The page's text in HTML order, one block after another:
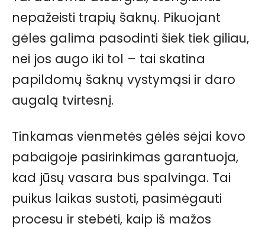
nepažeisti trapių šaknų. Pikuojant
gėles galima pasodinti šiek tiek giliau,
nei jos augo iki tol – tai skatina
papildomų šaknų vystymąsi ir daro
augalą tvirtesnį.
Tinkamas vienmetės gėlės sėjai kovo
pabaigoje pasirinkimas garantuoja,
kad jūsų vasara bus spalvinga. Tai
puikus laikas sustoti, pasimėgauti
procesu ir stebėti, kaip iš mažos